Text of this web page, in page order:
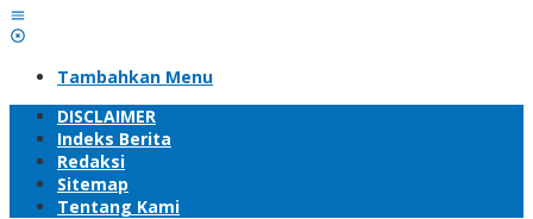
Tambahkan Menu
DISCLAIMER
Indeks Berita
Redaksi
Sitemap
Tentang Kami